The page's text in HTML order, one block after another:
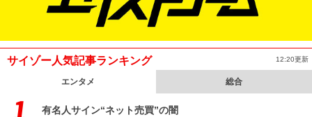
サイゾー人気記事ランキング 12:20更新
エンタメ 総合
有名人サイン“ネット売買”の闇